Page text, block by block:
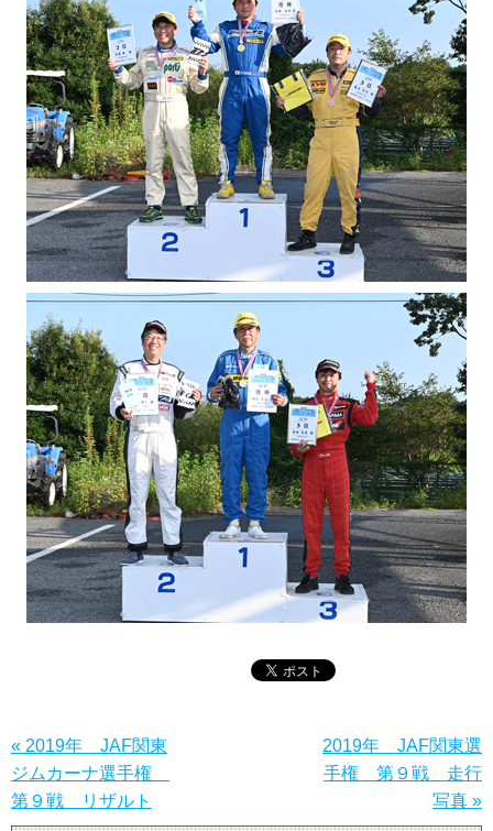
« 2019年 JAF関東
ジムカーナ選手権
第９戦 リザルト
2019年 JAF関東選
手権 第９戦 走行
写真 »